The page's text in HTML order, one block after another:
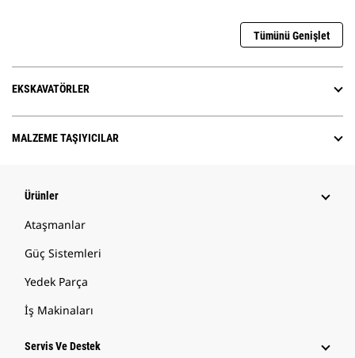
Tümünü Genişlet
EKSKAVATÖRLER
MALZEME TAŞIYICILAR
Ürünler
Ataşmanlar
Güç Sistemleri
Yedek Parça
İş Makinaları
Servis Ve Destek